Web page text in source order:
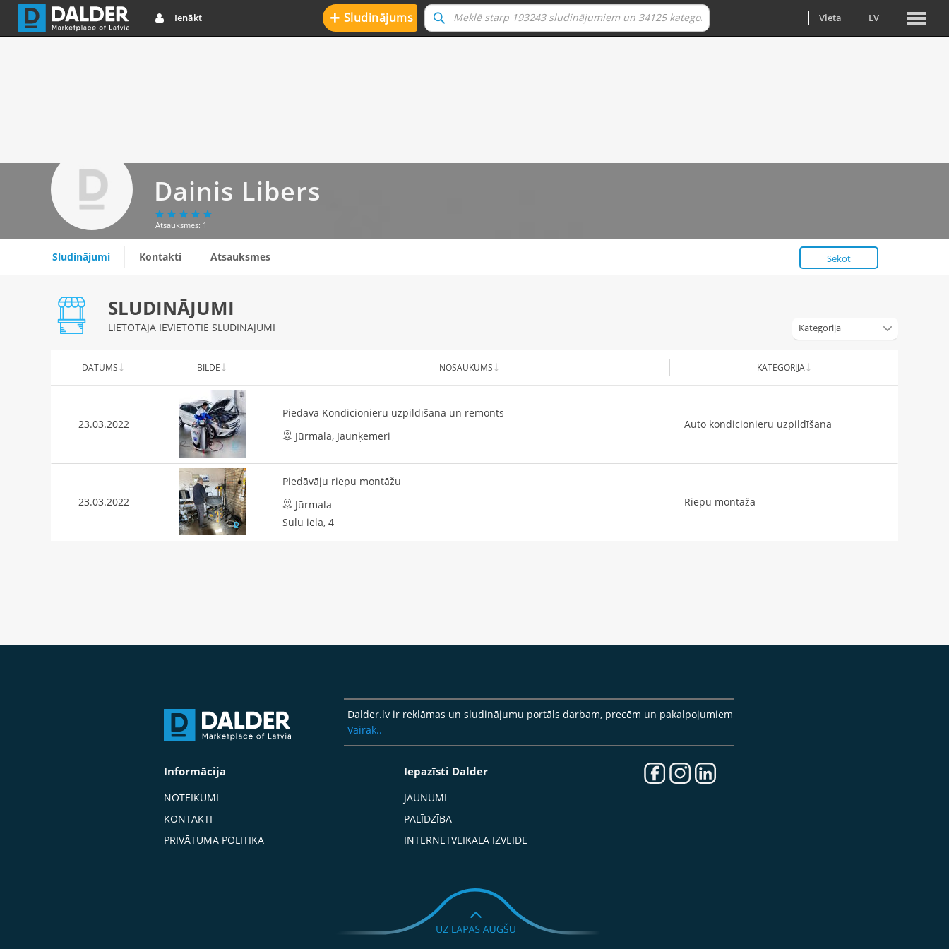
Ienākt + Sludinājums Vieta LV
Dainis Libers
Atsauksmes: 1
Sludinājumi Kontakti Atsauksmes Sekot
SLUDINĀJUMI
LIETOTĀJA IEVIETOTIE SLUDINĀJUMI Kategorija
DATUMS BILDE NOSAUKUMS KATEGORIJA
23.03.2022
Piedāvā Kondicionieru uzpildīšana un remonts
Jūrmala, Jaunķemeri
Auto kondicionieru uzpildīšana
23.03.2022
Piedāvāju riepu montāžu
Jūrmala
Sulu iela, 4
Riepu montāža
Dalder.lv ir reklāmas un sludinājumu portāls darbam, precēm un pakalpojumiem
Vairāk..
Informācija
NOTEIKUMI
KONTAKTI
PRIVĀTUMA POLITIKA
Iepazīsti Dalder
JAUNUMI
PALĪDZĪBA
INTERNETVEIKALA IZVEIDE